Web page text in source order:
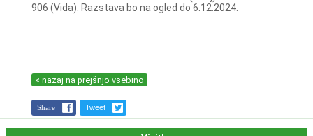
906 (Vida). Razstava bo na ogled do 6.12.2024.
< nazaj na prejšnjo vsebino
Share Tweet